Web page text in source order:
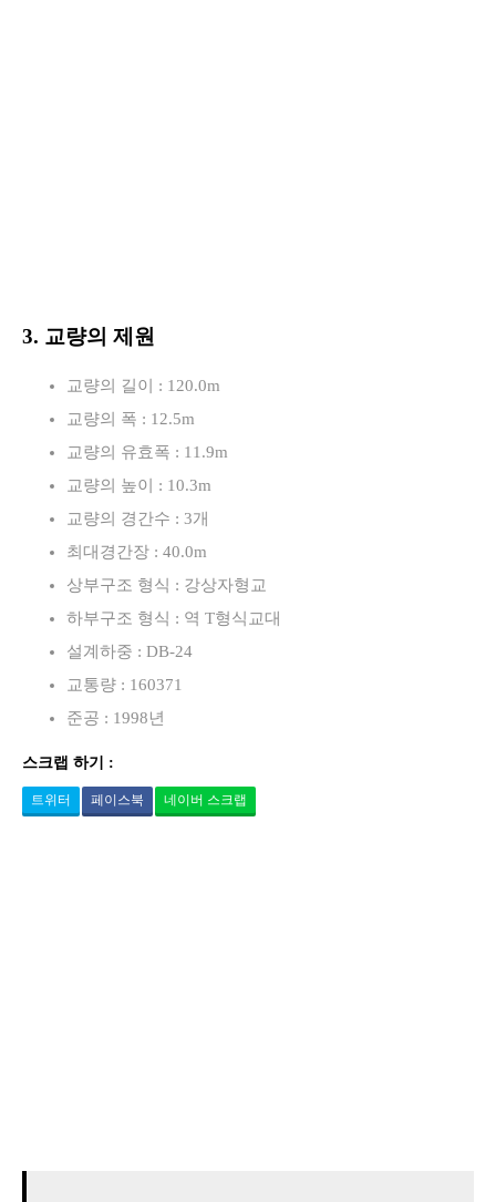
3. 교량의 제원
교량의 길이 : 120.0m
교량의 폭 : 12.5m
교량의 유효폭 : 11.9m
교량의 높이 : 10.3m
교량의 경간수 : 3개
최대경간장 : 40.0m
상부구조 형식 : 강상자형교
하부구조 형식 : 역 T형식교대
설계하중 : DB-24
교통량 : 160371
준공 : 1998년
스크랩 하기 :
트위터 페이스북 네이버 스크랩